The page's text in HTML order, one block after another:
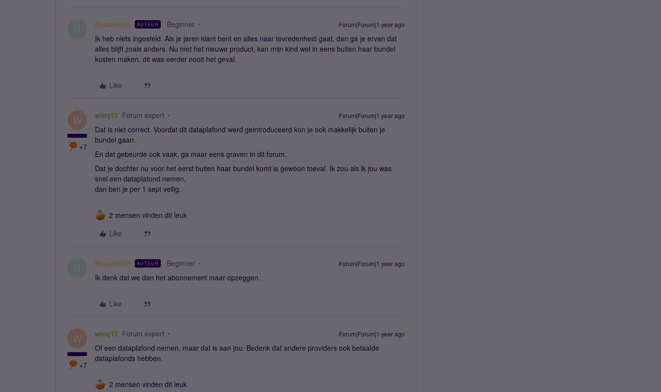
Rosan0805 AUTEUR Beginner Forum|Forum|1 year ago
Ik heb niets ingesteld. Als je jaren klant bent en alles naar tevredenheid gaat, dan ga je ervan dat
alles blijft zoals anders. Nu met het nieuwe product, kan mijn kind wel in eens buiten haar bundel
kosten maken, dit was eerder nooit het geval.
Like
W
+7
wimj12 Forum expert Forum|Forum|1 year ago
Dat is niet correct. Voordat dit dataplafond werd geintroduceerd kon je ook makkelijk buiten je
bundel gaan.
En dat gebeurde ook vaak, ga maar eens graven in dit forum.
Dat je dochter nu voor het eerst buiten haar bundel komt is gewoon toeval. Ik zou als ik jou was
snel een dataplafond nemen,
dan ben je per 1 sept veilig.
2 mensen vinden dit leuk
Like
Rosan0805 AUTEUR Beginner Forum|Forum|1 year ago
Ik denk dat we dan het abonnement maar opzeggen.
Like
W
+7
wimj12 Forum expert Forum|Forum|1 year ago
Of een dataplafond nemen, maar dat is aan jou. Bedenk dat andere providers ook betaalde
dataplafonds hebben.
2 mensen vinden dit leuk